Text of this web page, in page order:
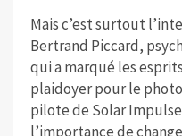
Mais c’est surtout
Bertrand Piccard,
qui a marqué les
plaidoyer pour le
pilote de Solar
l’importance de